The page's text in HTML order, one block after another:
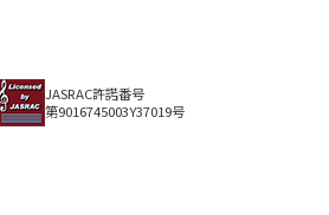
JASRAC許諾番号
第9016745003Y37019号